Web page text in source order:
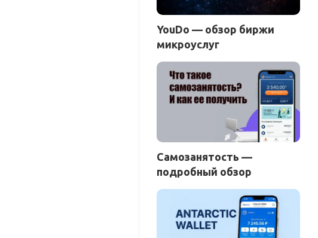
YouDo — обзор биржи
микроуслуг
Самозанятость —
подробный обзор